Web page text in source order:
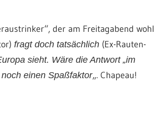
der am Freitagabend wohl
fragt doch tatsächlich(Ex-Rauten-
sieht. Wäre die Antwort „im
einen Spaßfaktor„. Chapeau!